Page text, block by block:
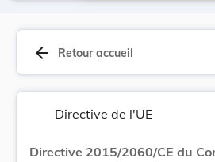
arrow_back Retour accueil
Directive de l'UE
Directive 2015/2060/CE du